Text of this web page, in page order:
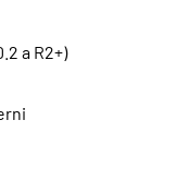
a R2+)